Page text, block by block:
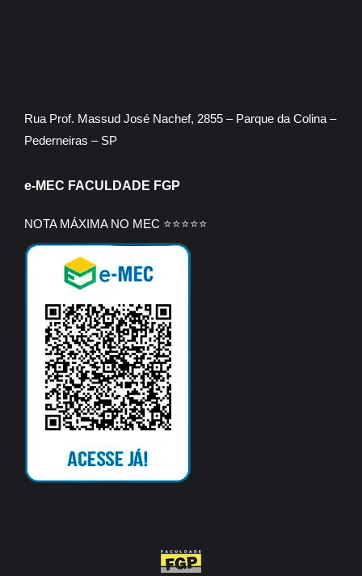
Rua Prof. Massud José Nachef, 2855 – Parque da Colina –
Pederneiras – SP
e-MEC FACULDADE FGP
NOTA MÁXIMA NO MEC ⭐⭐⭐⭐⭐